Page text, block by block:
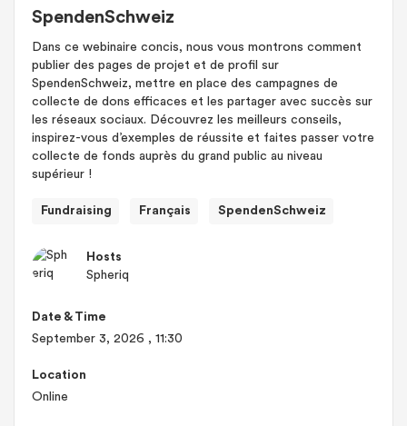
SpendenSchweiz
Dans ce webinaire concis, nous vous montrons comment
publier des pages de projet et de profil sur
SpendenSchweiz, mettre en place des campagnes de
collecte de dons efficaces et les partager avec succès sur
les réseaux sociaux. Découvrez les meilleurs conseils,
inspirez-vous d’exemples de réussite et faites passer votre
collecte de fonds auprès du grand public au niveau
supérieur !
Fundraising Français SpendenSchweiz
Hosts
Spheriq
Date & Time
September 3, 2026 , 11:30
Location
Online